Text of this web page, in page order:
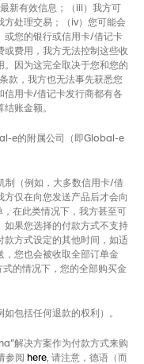
新有效信息；（iii）我方可
方处理交易；（iv）您可能会
或您的银行或信用卡/借记卡
或费用，我方无法控制这些收
。因为这完全取决于您和您的
款，我方也无法事先获悉您
信用卡/借记卡发行商都有各
账金额。
e的附属公司（即Global-e
制（例如，大多数信用卡/借
仅在向您发送产品后才会向
在此类情况下，我方甚至可
如果您选择的付款方式不支持
款方式设定的其他时间，如适
，您也会被收取全部订单金
的情况下，您的全部购买金
包括任何退款的权利）。
解决方案作为付款方式来购
参阅 here, 请注意，德语（而